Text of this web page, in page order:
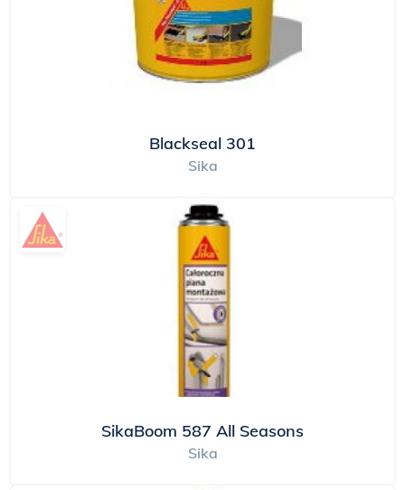
Blackseal 301
Sika
SikaBoom 587 All Seasons
Sika